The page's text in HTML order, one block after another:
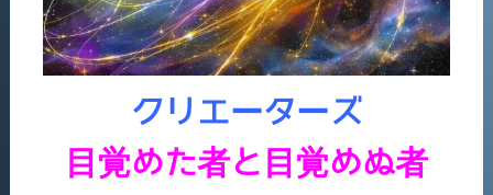
クリエーターズ
目覚めた者と目覚めぬ者